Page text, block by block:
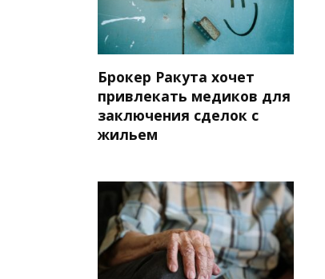
Брокер Ракута хочет
привлекать медиков для
заключения сделок с
жильем